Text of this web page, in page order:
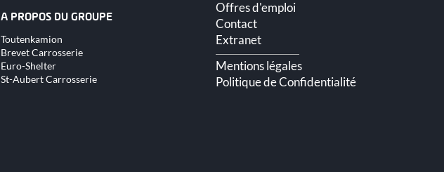
A PROPOS DU GROUPE
Aller
au
contenu
Toutenkamion
Brevet Carrosserie
Euro-Shelter
St-Aubert Carrosserie
Offres d'emploi
Contact
Extranet
Mentions légales
Politique de Confidentialité